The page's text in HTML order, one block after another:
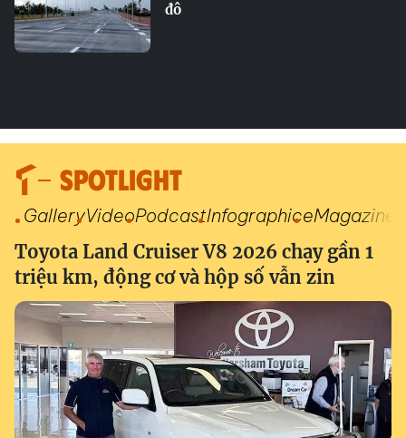
đô
SPOTLIGHT
GalleryVideoPodcastInfographiceMagazine
Toyota Land Cruiser V8 2026 chạy gần 1
triệu km, động cơ và hộp số vẫn zin